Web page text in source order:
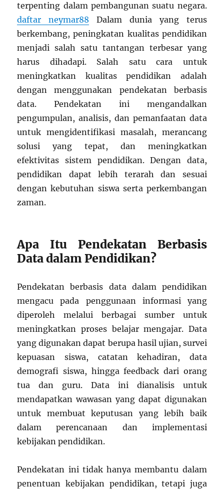
terpenting dalam pembangunan suatu negara.
daftar neymar88 Dalam dunia yang terus
berkembang, peningkatan kualitas pendidikan
menjadi salah satu tantangan terbesar yang
harus dihadapi. Salah satu cara untuk
meningkatkan kualitas pendidikan adalah
dengan menggunakan pendekatan berbasis
data. Pendekatan ini mengandalkan
pengumpulan, analisis, dan pemanfaatan data
untuk mengidentifikasi masalah, merancang
solusi yang tepat, dan meningkatkan
efektivitas sistem pendidikan. Dengan data,
pendidikan dapat lebih terarah dan sesuai
dengan kebutuhan siswa serta perkembangan
zaman.
Apa Itu Pendekatan Berbasis
Data dalam Pendidikan?
Pendekatan berbasis data dalam pendidikan
mengacu pada penggunaan informasi yang
diperoleh melalui berbagai sumber untuk
meningkatkan proses belajar mengajar. Data
yang digunakan dapat berupa hasil ujian, survei
kepuasan siswa, catatan kehadiran, data
demografi siswa, hingga feedback dari orang
tua dan guru. Data ini dianalisis untuk
mendapatkan wawasan yang dapat digunakan
untuk membuat keputusan yang lebih baik
dalam perencanaan dan implementasi
kebijakan pendidikan.
Pendekatan ini tidak hanya membantu dalam
penentuan kebijakan pendidikan, tetapi juga